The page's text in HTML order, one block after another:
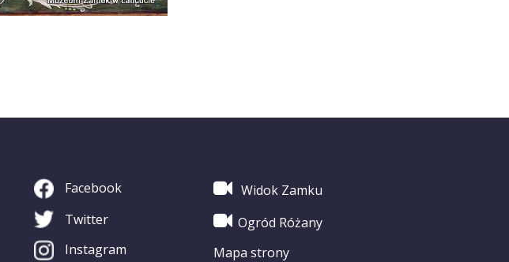
Facebook
Twitter
Instagram
Widok Zamku
Ogród Różany
Mapa strony